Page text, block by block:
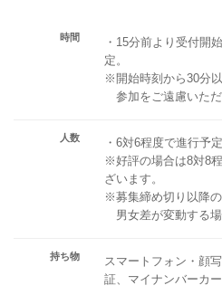
時間
・15分前より受付開
定。
※開始時刻から30分
参加をご遠慮いただ
人数
・6対6程度で進行予
※好評の場合は8対8
ざいます。
※募集締め切り以降
男女差が変動する場
持ち物
スマートフォン・顔
証、マイナンバーカ